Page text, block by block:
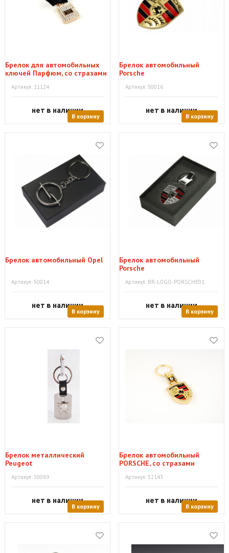
Брелок для автомобильных
ключей Парфюм, со стразами
Артикул: 11124
нет в наличии
В корзину
Брелок автомобильный
Porsche
Артикул: 50016
нет в наличии
В корзину
Брелок автомобильный Opel
Артикул: 50014
нет в наличии
В корзину
Брелок автомобильный
Porsche
Артикул: BR-LOGO-PORSCHE01
нет в наличии
В корзину
Брелок металлический
Peugeot
Артикул: 50089
нет в наличии
В корзину
Брелок автомобильный
PORSCHE, со стразами
Артикул: 52143
нет в наличии
В корзину